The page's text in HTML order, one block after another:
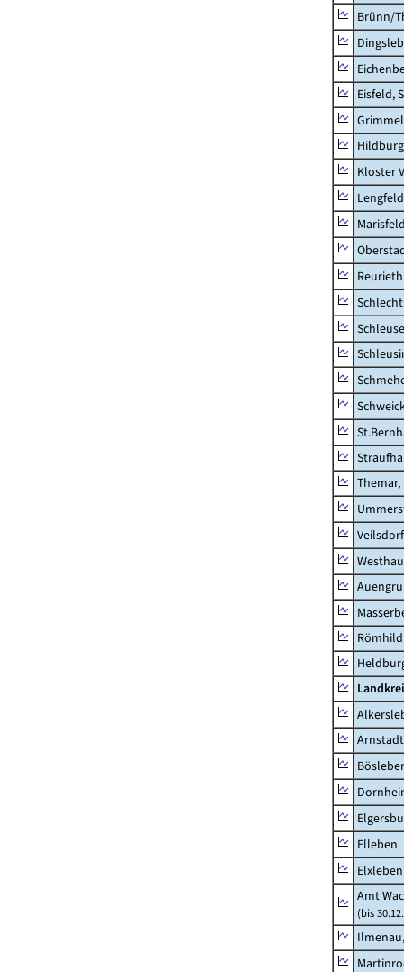
Brünn/
Eisfeld,
Kloster
Lengfeld
Reurieth
Veilsdorf
Elleben
Elxleben
Amt
(bis